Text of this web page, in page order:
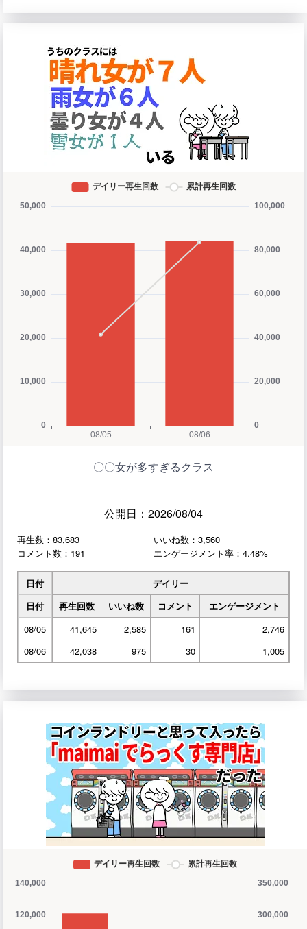
〇〇女が多すぎるクラス
公開日：2026/08/04
再生数：83,683
いいね数：3,560
コメント数：191
エンゲージメント率：4.48%
日付
デイリー
日付
再生回数 いいね数 コメント
エンゲージメント
08/05
41,645 2,585 161
2,746
08/06
42,038 975 30 1,005